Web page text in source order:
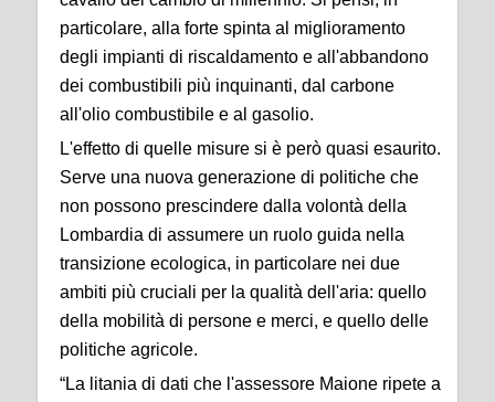
particolare, alla forte spinta al miglioramento
degli impianti di riscaldamento e all'abbandono
dei combustibili più inquinanti, dal carbone
all'olio combustibile e al gasolio.
L'effetto di quelle misure si è però quasi esaurito.
Serve una nuova generazione di politiche che
non possono prescindere dalla volontà della
Lombardia di assumere un ruolo guida nella
transizione ecologica, in particolare nei due
ambiti più cruciali per la qualità dell'aria: quello
della mobilità di persone e merci, e quello delle
politiche agricole.
“La litania di dati che l'assessore Maione ripete a